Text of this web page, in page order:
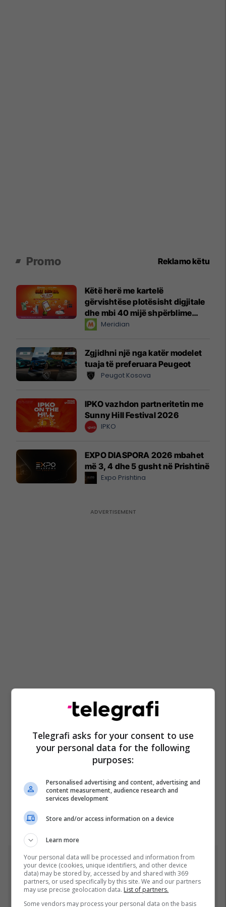
Promo Reklamo këtu
Këtë herë me kartelë
gërvishtëse plotësisht digjitale
dhe mbi 40 mijë shpërblime
instant!Meridian
Zgjidhni një nga katër modelet
tuaja të preferuara Peugeot
Peugot Kosova
IPKO vazhdon partneritetin me
Sunny Hill Festival 2026
IPKO
EXPO DIASPORA 2026 mbahet
më 3, 4 dhe 5 gusht në Prishtinë
Expo Prishtina
Top 5
Pesë ditë pas marrjes së
Telegrafi asks for your consent to use
your personal data for the following
purposes:
Personalised advertising and content, advertising and
content measurement, audience research and
services development
Store and/or access information on a device
Learn more
Your personal data will be processed and information from
your device (cookies, unique identifiers, and other device
data) may be stored by, accessed by and shared with 369
partners, or used specifically by this site. We and our partners
may use precise geolocation data. List of partners.
Some vendors may process your personal data on the basis